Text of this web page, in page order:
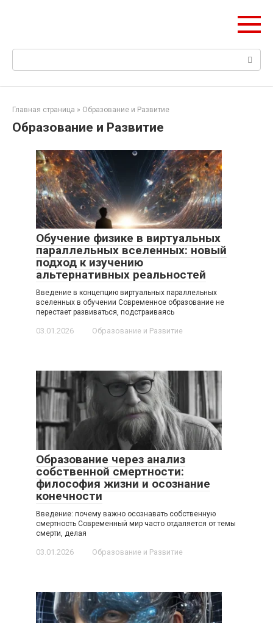
Поиск:
Главная страница » Образование и Развитие
Образование и Развитие
Обучение физике в виртуальных
параллельных вселенных: новый
подход к изучению
альтернативных реальностей
Введение в концепцию виртуальных параллельных
вселенных в обучении Современное образование не
перестает развиваться, подстраиваясь
03.01.2026 Образование и Развитие
Образование через анализ
собственной смертности:
философия жизни и осознание
конечности
Введение: почему важно осознавать собственную
смертность Современный мир часто отдаляется от темы
смерти, делая
03.01.2026 Образование и Развитие